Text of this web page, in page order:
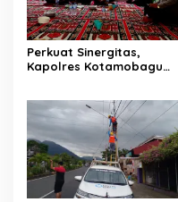
Perkuat Sinergitas,
Kapolres Kotamobagu
Desa Pontodon